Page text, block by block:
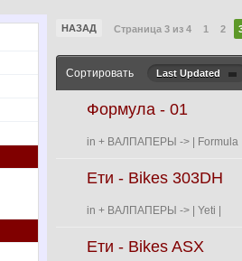
НАЗАД Страница 3 из 4 1 2
Сортировать Last Updated
Формула - 01
in + ВАЛПАПЕРЫ -> | Formula
Ети - Bikes 303DH
in + ВАЛПАПЕРЫ -> | Yeti |
Ети - Bikes ASX